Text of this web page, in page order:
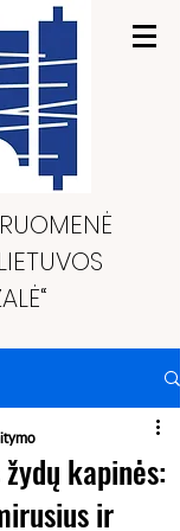
kapinės:
ir